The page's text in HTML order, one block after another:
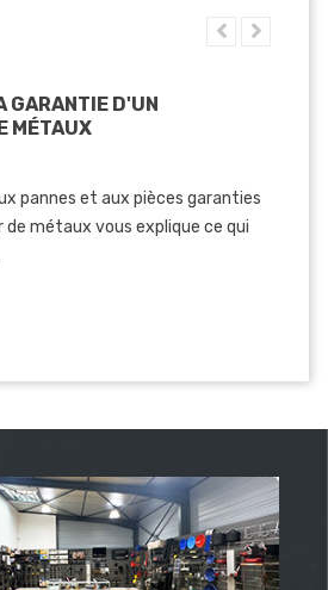
GARANTIE D'UN
MÉTAUX
pannes et aux pièces garanties
métaux vous explique ce qui